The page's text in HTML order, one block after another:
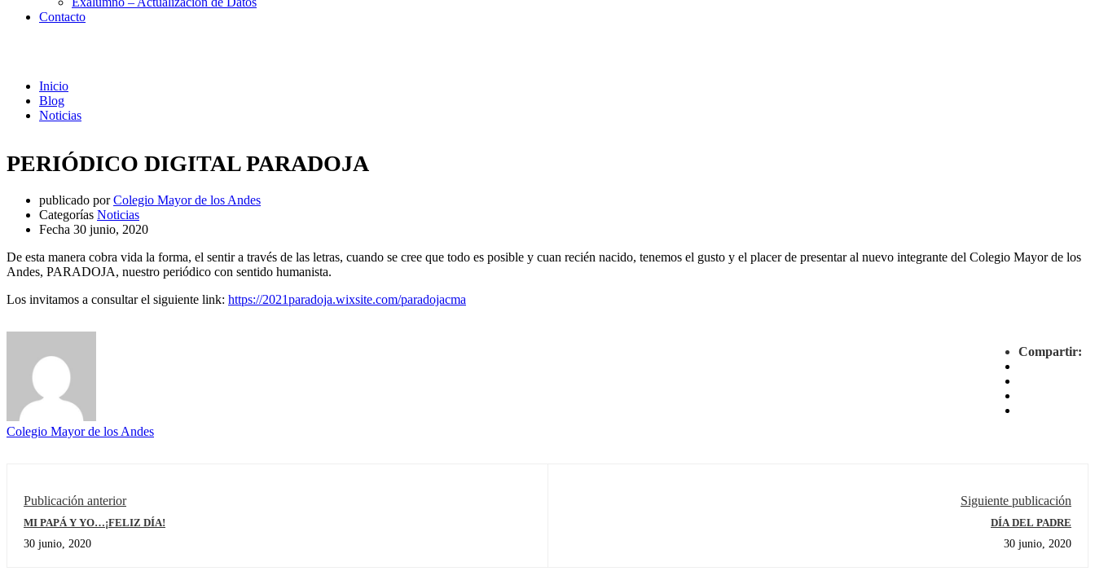
Contacto
Inicio
Blog
Noticias
PERIÓDICO DIGITAL PARADOJA
publicado por Colegio Mayor de los Andes
Categorías Noticias
Fecha 30 junio, 2020
De esta manera cobra vida la forma, el sentir a través de las letras, cuando se cree que todo es posible y cuan recién nacido, tenemos el gusto y el placer de presentar al nuevo integrante del Colegio Mayor de los
Andes, PARADOJA, nuestro periódico con sentido humanista.
Los invitamos a consultar el siguiente link: https://2021paradoja.wixsite.com/paradojacma
Compartir:
Colegio Mayor de los Andes
Publicación anterior
MI PAPÁ Y YO…¡FELIZ DÍA!
30 junio, 2020
Siguiente publicación
DÍA DEL PADRE
30 junio, 2020